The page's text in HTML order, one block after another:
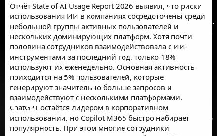
Отчёт State of AI Usage Report 2026 выявил, что риски
использования ИИ в компаниях сосредоточены среди
небольшой группы активных пользователей и
нескольких доминирующих платформ. Хотя почти
половина сотрудников взаимодействовала с ИИ-
инструментами за последний год, только 18%
используют их еженедельно. Основная активность
приходится на 5% пользователей, которые
генерируют значительно больше запросов и
взаимодействуют с несколькими платформами.
ChatGPT остаётся лидером в корпоративном
использовании, но Copilot M365 быстро набирает
популярность. При этом многие сотрудники